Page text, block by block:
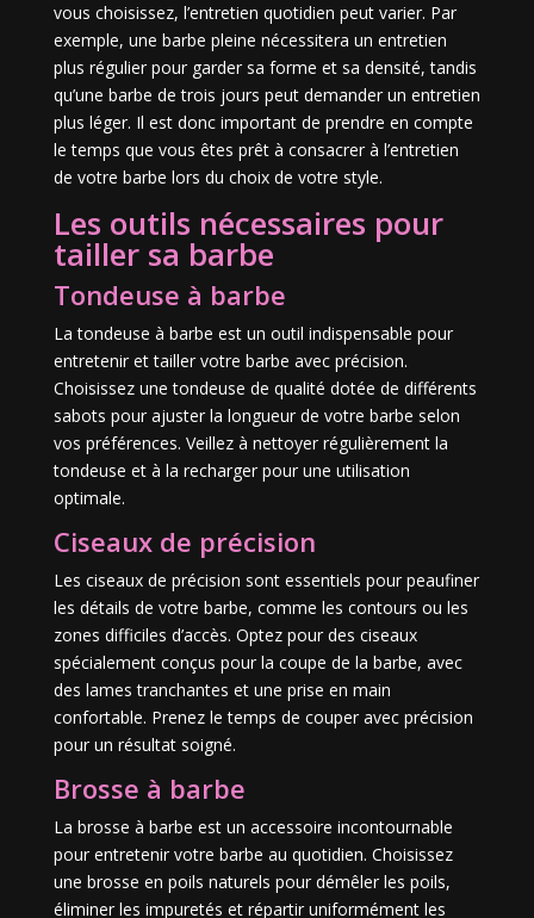
vous choisissez, l’entretien quotidien peut varier. Par
exemple, une barbe pleine nécessitera un entretien
plus régulier pour garder sa forme et sa densité, tandis
qu’une barbe de trois jours peut demander un entretien
plus léger. Il est donc important de prendre en compte
le temps que vous êtes prêt à consacrer à l’entretien
de votre barbe lors du choix de votre style.
Les outils nécessaires pour
tailler sa barbe
Tondeuse à barbe
La tondeuse à barbe est un outil indispensable pour
entretenir et tailler votre barbe avec précision.
Choisissez une tondeuse de qualité dotée de différents
sabots pour ajuster la longueur de votre barbe selon
vos préférences. Veillez à nettoyer régulièrement la
tondeuse et à la recharger pour une utilisation
optimale.
Ciseaux de précision
Les ciseaux de précision sont essentiels pour peaufiner
les détails de votre barbe, comme les contours ou les
zones difficiles d’accès. Optez pour des ciseaux
spécialement conçus pour la coupe de la barbe, avec
des lames tranchantes et une prise en main
confortable. Prenez le temps de couper avec précision
pour un résultat soigné.
Brosse à barbe
La brosse à barbe est un accessoire incontournable
pour entretenir votre barbe au quotidien. Choisissez
une brosse en poils naturels pour démêler les poils,
éliminer les impuretés et répartir uniformément les